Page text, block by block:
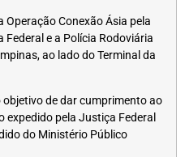
Operação Conexão Ásia pela
Federal e a Polícia Rodoviária
ao lado do Terminal da
objetivo de dar cumprimento ao
expedido pela Justiça Federal
do Ministério Público